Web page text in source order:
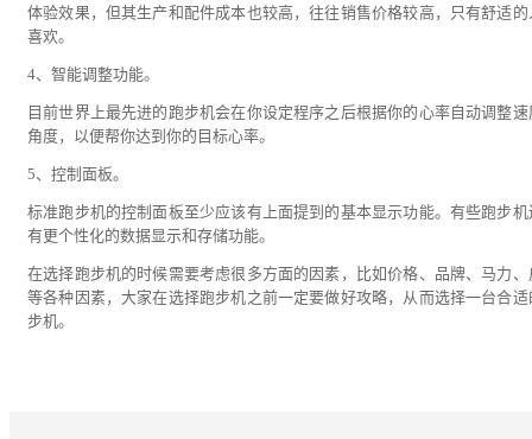
体验效果，但其生产和配件成本也较高，往往销售价格较高，只有舒适的
喜欢。
4、智能调整功能。
目前世界上最先进的跑步机会在你设定程序之后根据你的心率自动调整速
角度，以便帮你达到你的目标心率。
5、控制面板。
标准跑步机的控制面板至少应该有上面提到的基本显示功能。有些跑步机
有更个性化的数据显示和存储功能。
在选择跑步机的时候需要考虑很多方面的因素，比如价格、品牌、马力、
等各种因素，大家在选择跑步机之前一定要做好攻略，从而选择一台合适
步机。